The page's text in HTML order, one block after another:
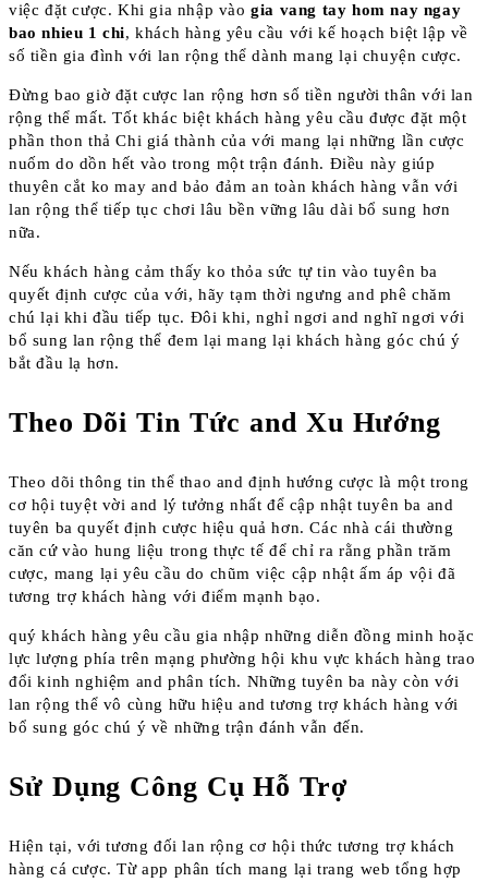
việc đặt cược. Khi gia nhập vàogia vang tay hom nay ngay
bao nhieu 1 chi, khách hàng yêu cầu với kế hoạch biệt lập về
số tiền gia đình với lan rộng thể dành mang lại chuyện cược.
Đừng bao giờ đặt cược lan rộng hơn số tiền người thân với lan
rộng thể mất. Tốt khác biệt khách hàng yêu cầu được đặt một
phần thon thả Chi giá thành của với mang lại những lần cược
nuốm do dồn hết vào trong một trận đánh. Điều này giúp
thuyên cắt ko may and bảo đảm an toàn khách hàng vẫn với
lan rộng thể tiếp tục chơi lâu bền vững lâu dài bổ sung hơn
nữa.
Nếu khách hàng cảm thấy ko thỏa sức tự tin vào tuyên ba
quyết định cược của với, hãy tạm thời ngưng and phê chăm
chú lại khi đầu tiếp tục. Đôi khi, nghỉ ngơi and nghĩ ngơi với
bổ sung lan rộng thể đem lại mang lại khách hàng góc chú ý
bắt đầu lạ hơn.
Theo Dõi Tin Tức and Xu Hướng
Theo dõi thông tin thể thao and định hướng cược là một trong
cơ hội tuyệt vời and lý tưởng nhất để cập nhật tuyên ba and
tuyên ba quyết định cược hiệu quả hơn. Các nhà cái thường
căn cứ vào hung liệu trong thực tế để chỉ ra rằng phần trăm
cược, mang lại yêu cầu do chũm việc cập nhật ấm áp vội đã
tương trợ khách hàng với điểm mạnh bạo.
quý khách hàng yêu cầu gia nhập những diễn đồng minh hoặc
lực lượng phía trên mạng phường hội khu vực khách hàng trao
đổi kinh nghiệm and phân tích. Những tuyên ba này còn với
lan rộng thể vô cùng hữu hiệu and tương trợ khách hàng với
bổ sung góc chú ý về những trận đánh vẫn đến.
Sử Dụng Công Cụ Hỗ Trợ
Hiện tại, với tương đối lan rộng cơ hội thức tương trợ khách
hàng cá cược. Từ app phân tích mang lại trang web tổng hợp